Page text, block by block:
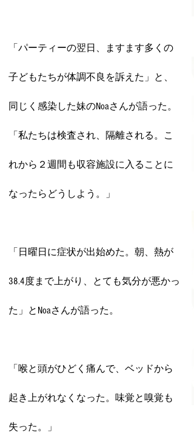
「パーティーの翌日、ますます多くの
子どもたちが体調不良を訴えた」と、
同じく感染した妹のNoaさんが語った。
「私たちは検査され、隔離される。こ
れから２週間も収容施設に入ることに
なったらどうしよう。」
「日曜日に症状が出始めた。朝、熱が
38.4度まで上がり、とても気分が悪かっ
た」とNoaさんが語った。
「喉と頭がひどく痛んで、ベッドから
起き上がれなくなった。味覚と嗅覚も
失った。」